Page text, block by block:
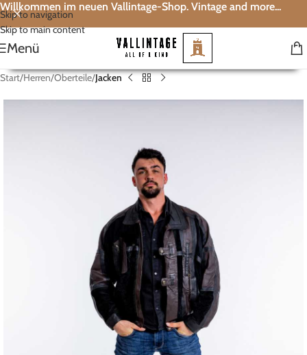
Skip to navigation
Skip to main content
Willkommen im neuen Vallintage-Shop. Vintage and more...
Menü
Start Herren Oberteile Jacken